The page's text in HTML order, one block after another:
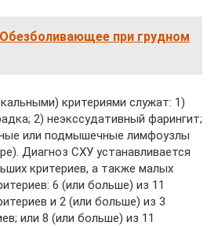
Обезболивающее при грудном
критериями служат: 1)
2) неэкссудативный фарингит;
или подмышечные лимфоузлы
Диагноз СХУ устанавливается
критериев, а также малых
6 (или больше) из 11
и 2 (или больше) из 3
или 8 (или больше) из 11